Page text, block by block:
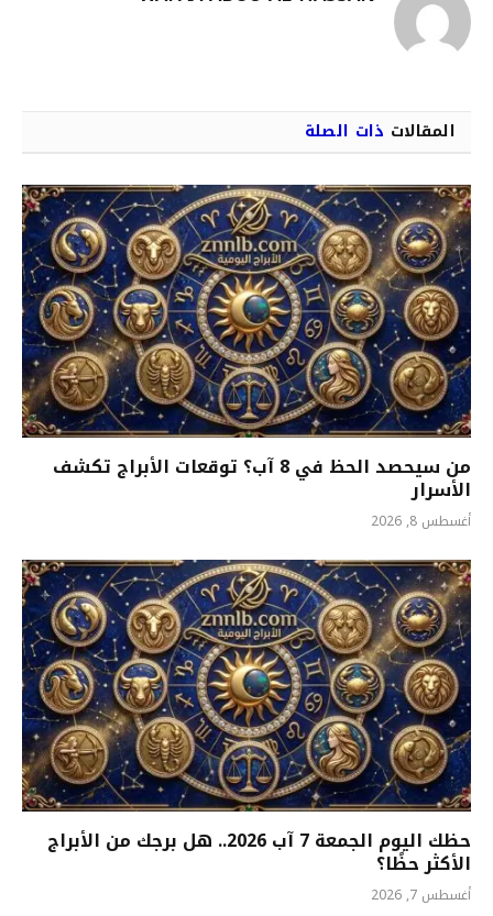
المقالات ذات الصلة
من سيحصد الحظ في 8 آب؟ توقعات الأبراج تكشف
الأسرار
أغسطس 8, 2026
حظك اليوم الجمعة 7 آب 2026.. هل برجك من الأبراج
الأكثر حظًا؟
أغسطس 7, 2026